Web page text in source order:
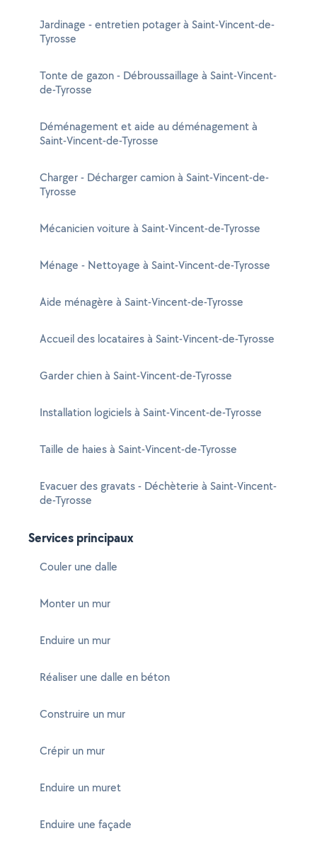
Jardinage - entretien potager à Saint-Vincent-de-
Tyrosse
Tonte de gazon - Débroussaillage à Saint-Vincent-
de-Tyrosse
Déménagement et aide au déménagement à
Saint-Vincent-de-Tyrosse
Charger - Décharger camion à Saint-Vincent-de-
Tyrosse
Mécanicien voiture à Saint-Vincent-de-Tyrosse
Ménage - Nettoyage à Saint-Vincent-de-Tyrosse
Aide ménagère à Saint-Vincent-de-Tyrosse
Accueil des locataires à Saint-Vincent-de-Tyrosse
Garder chien à Saint-Vincent-de-Tyrosse
Installation logiciels à Saint-Vincent-de-Tyrosse
Taille de haies à Saint-Vincent-de-Tyrosse
Evacuer des gravats - Déchèterie à Saint-Vincent-
de-Tyrosse
Services principaux
Couler une dalle
Monter un mur
Enduire un mur
Réaliser une dalle en béton
Construire un mur
Crépir un mur
Enduire un muret
Enduire une façade